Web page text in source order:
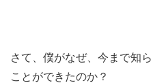
さて、僕がなぜ、今まで知
ことができたのか？